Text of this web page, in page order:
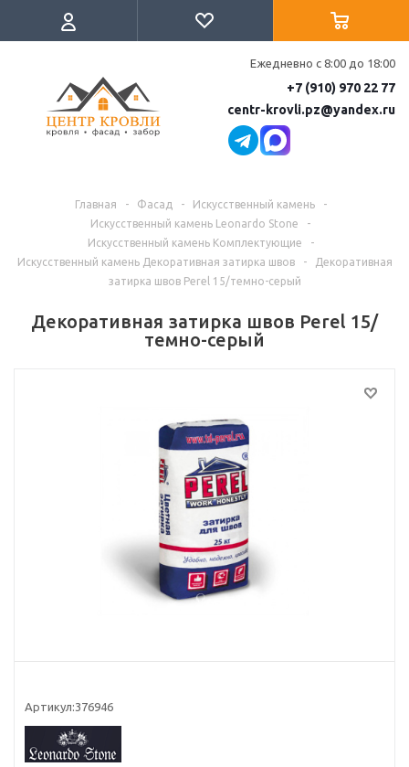
Ежедневно с 8:00 до 18:00
+7 (910) 970 22 77
centr-krovli.pz@yandex.ru
Главная - Фасад - Искусственный камень
-
Искусственный камень Leonardo Stone
-
Искусственный камень Комплектующие
-
Искусственный камень Декоративная затирка швов
-
Декоративная
затирка швов Perel 15/темно-серый
Декоративная затирка швов Perel 15/
темно-серый
Артикул:376946